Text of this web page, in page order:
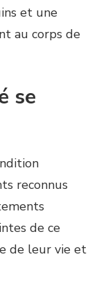
et une
au corps de
se
reconnus
de ce
de leur vie et